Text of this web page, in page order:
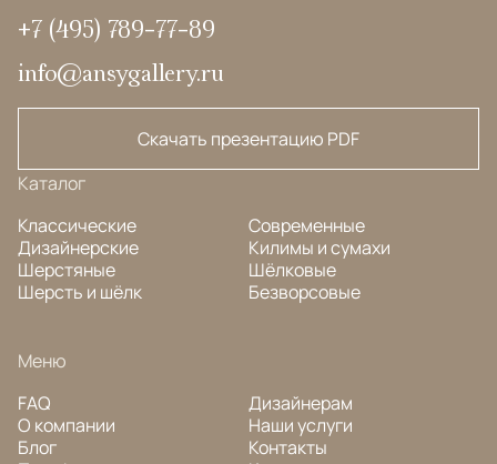
+7 (495) 789-77-89
info@ansygallery.ru
Скачать презентацию PDF
Каталог
Классические
Дизайнерские
Шерстяные
Шерсть и шёлк
Современные
Килимы и сумахи
Шёлковые
Безворсовые
Меню
FAQ
О компании
Блог
Дизайнерам
Наши услуги
Контакты